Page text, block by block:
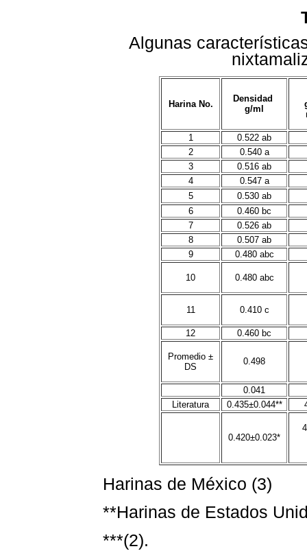
Algunas
Harina No.
Densidad
g/ml
1
0.522 ab
2
0.540 a
3
0.516 ab
4
0.547 a
5
0.530 ab
6
0.460 bc
7
0.526 ab
8
0.507 ab
9
0.480 abc
10 0.480 abc
11 0.410 c
12 0.460 bc
Promedio ±
DS
0.498
0.041
Literatura
0.435±0.044**
0.420±0.023*
Harinas de México (3)
**Harinas de Estados
***(2).